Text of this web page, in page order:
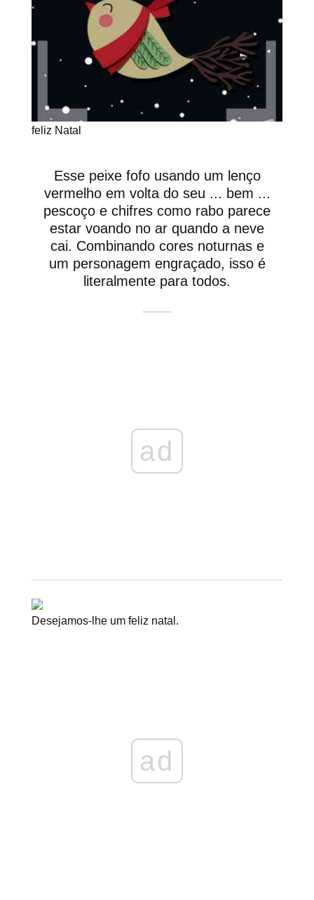
feliz Natal
Esse peixe fofo usando um lenço
vermelho em volta do seu ... bem ...
pescoço e chifres como rabo parece
estar voando no ar quando a neve
cai. Combinando cores noturnas e
um personagem engraçado, isso é
literalmente para todos.
ad
Desejamos-lhe um feliz natal.
ad